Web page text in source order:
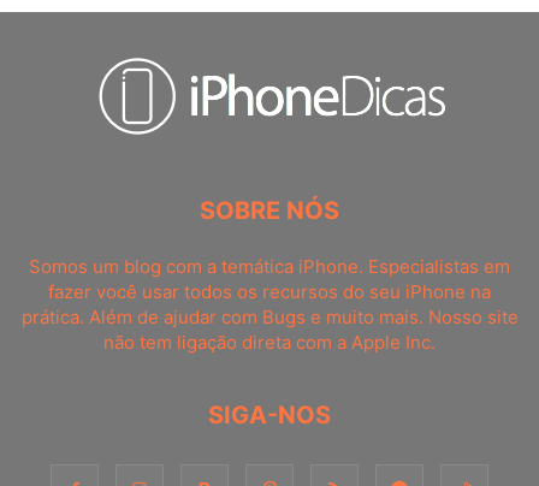
SOBRE NÓS
Somos um blog com a temática iPhone. Especialistas em
fazer você usar todos os recursos do seu iPhone na
prática. Além de ajudar com Bugs e muito mais. Nosso site
não tem ligação direta com a Apple Inc.
SIGA-NOS